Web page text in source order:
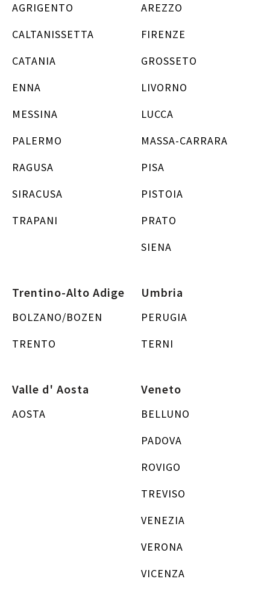
AGRIGENTO
CALTANISSETTA
CATANIA
ENNA
MESSINA
PALERMO
RAGUSA
SIRACUSA
TRAPANI
AREZZO
FIRENZE
GROSSETO
LIVORNO
LUCCA
MASSA-CARRARA
PISA
PISTOIA
PRATO
SIENA
Trentino-Alto Adige
BOLZANO/BOZEN
TRENTO
Umbria
PERUGIA
TERNI
Valle d' Aosta
AOSTA
Veneto
BELLUNO
PADOVA
ROVIGO
TREVISO
VENEZIA
VERONA
VICENZA